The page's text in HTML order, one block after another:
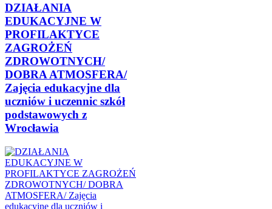
DZIAŁANIA
EDUKACYJNE W
PROFILAKTYCE
ZAGROŻEŃ
ZDROWOTNYCH/
DOBRA ATMOSFERA/
Zajęcia edukacyjne dla
uczniów i uczennic szkół
podstawowych z
Wrocławia